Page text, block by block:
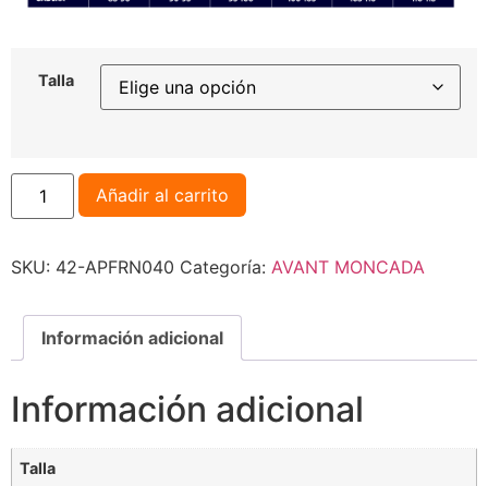
Talla
Añadir al carrito
SKU: 42-APFRN040 Categoría: AVANT MONCADA
Información adicional
Información adicional
Talla